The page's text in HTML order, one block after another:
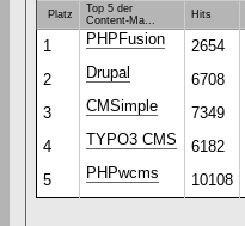
Platz
Top 5 der
Content-Ma...
Hits
1 PHPFusion 2654
2
Drupal 6708
3
CMSimple 7349
4
TYPO3 CMS 6182
5
PHPwcms 10108